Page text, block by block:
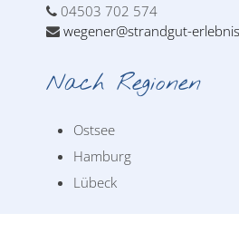
04503 702 574
wegener@strandgut-
Nach Regionen
Ostsee
Hamburg
Lübeck